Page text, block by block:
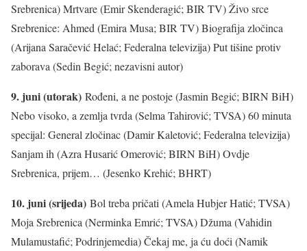
Srebrenica) Mrtvare (Emir Skenderagić; BIR TV) Živo srce
Srebrenice: Ahmed (Emira Musa; BIR TV) Biografija zločinca
(Arijana Saračević Helać; Federalna televizija) Put tišine protiv
zaborava (Sedin Begić; nezavisni autor)
9. juni (utorak) Rođeni, a ne postoje (Jasmin Begić; BIRN BiH)
Nebo visoko, a zemlja tvrda (Selma Tahirović; TVSA) 60 minuta
specijal: General zločinac (Damir Kaletović; Federalna televizija)
Sanjam ih (Azra Husarić Omerović; BIRN BiH) Ovdje
Srebrenica, prijem… (Jesenko Krehić; BHRT)
10. juni (srijeda) Bol treba pričati (Amela Hubjer Hatić; TVSA)
Moja Srebrenica (Nerminka Emrić; TVSA) Džuma (Vahidin
Mulamustafić; Podrinjemedia) Čekaj me, ja ću doći (Namik